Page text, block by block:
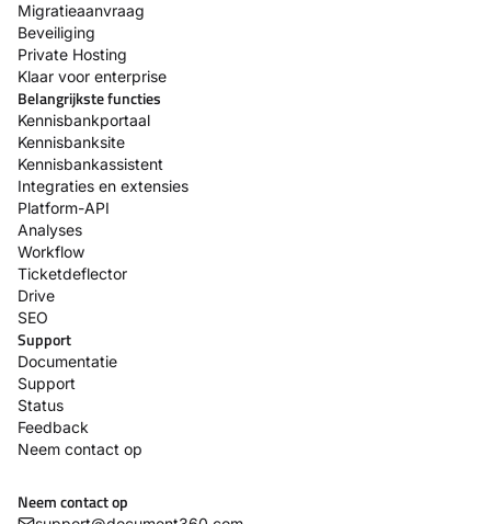
Migratieaanvraag
Beveiliging
Private Hosting
Klaar voor enterprise
Belangrijkste functies
Kennisbankportaal
Kennisbanksite
Kennisbankassistent
Integraties en extensies
Platform-API
Analyses
Workflow
Ticketdeflector
Drive
SEO
Support
Documentatie
Support
Status
Feedback
Neem contact op
Neem contact op